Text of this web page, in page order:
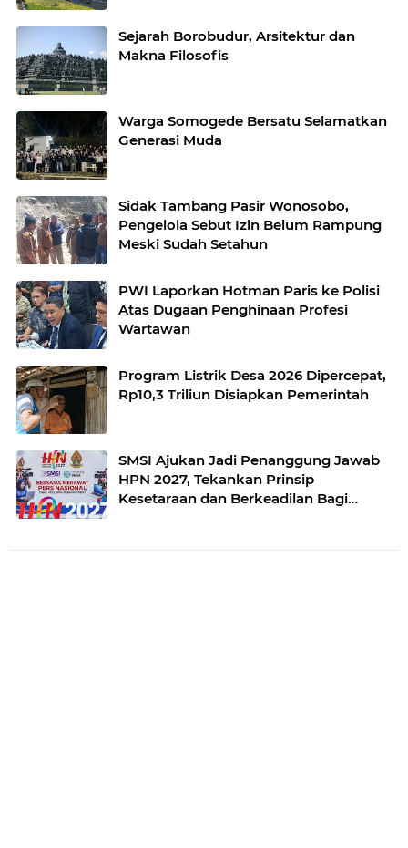
Sejarah Borobudur, Arsitektur dan
Makna Filosofis
Warga Somogede Bersatu Selamatkan
Generasi Muda
Sidak Tambang Pasir Wonosobo,
Pengelola Sebut Izin Belum Rampung
Meski Sudah Setahun
PWI Laporkan Hotman Paris ke Polisi
Atas Dugaan Penghinaan Profesi
Wartawan
Program Listrik Desa 2026 Dipercepat,
Rp10,3 Triliun Disiapkan Pemerintah
SMSI Ajukan Jadi Penanggung Jawab
HPN 2027, Tekankan Prinsip
Kesetaraan dan Berkeadilan Bagi